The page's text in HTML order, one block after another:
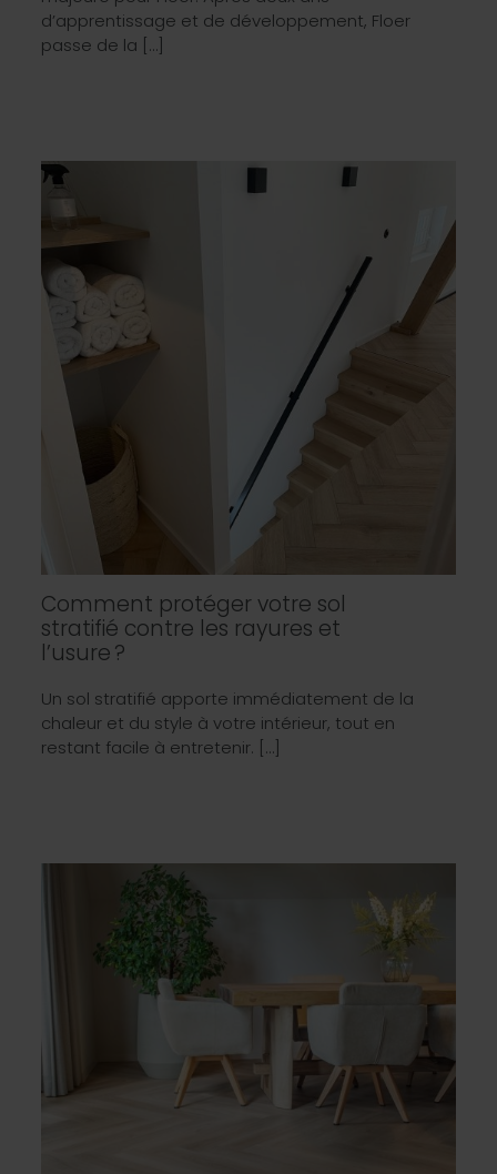
d’apprentissage et de développement, Floer
passe de la […]
Comment protéger votre sol
stratifié contre les rayures et
l’usure ?
Un sol stratifié apporte immédiatement de la
chaleur et du style à votre intérieur, tout en
restant facile à entretenir. […]